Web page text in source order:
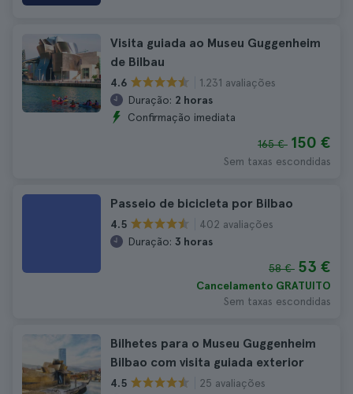
Visita guiada ao Museu Guggenheim
de Bilbau
4.6
1.231 avaliações
Duração: 2 horas
Confirmação imediata
165 € 150 €
Sem taxas escondidas
Passeio de bicicleta por Bilbao
4.5
402 avaliações
Duração: 3 horas
58 € 53 €
Cancelamento GRATUITO
Sem taxas escondidas
Bilhetes para o Museu Guggenheim
Bilbao com visita guiada exterior
4.5
25 avaliações